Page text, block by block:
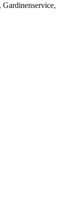
Gardinenservice,